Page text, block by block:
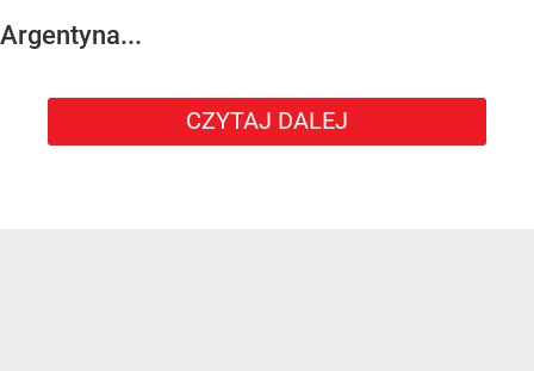
Argentyna...
CZYTAJ DALEJ